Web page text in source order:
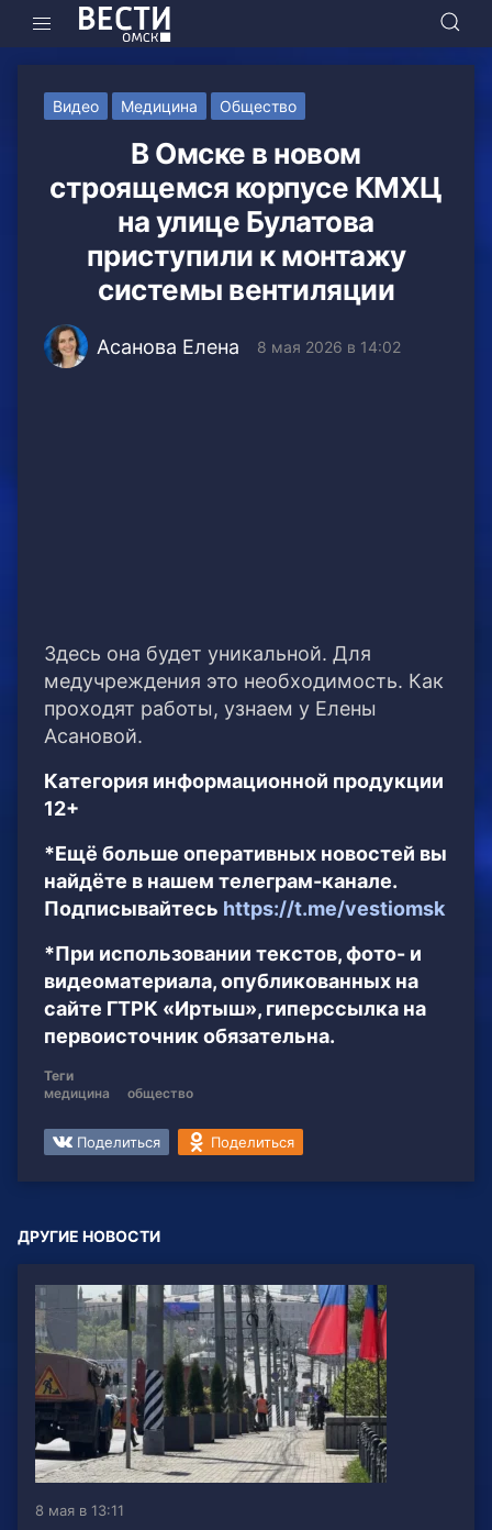
Видео Медицина Общество
В Омске в новом
строящемся корпусе КМХЦ
на улице Булатова
приступили к монтажу
системы вентиляции
Асанова Елена 8 мая 2026 в 14:02
Здесь она будет уникальной. Для
медучреждения это необходимость. Как
проходят работы, узнаем у Елены
Асановой.
Категория информационной продукции
12+
*Ещё больше оперативных новостей вы
найдёте в нашем телеграм-канале.
Подписывайтесь https://t.me/vestiomsk
*При использовании текстов, фото- и
видеоматериала, опубликованных на
сайте ГТРК «Иртыш», гиперссылка на
первоисточник обязательна.
Теги
медицина
общество
Поделиться Поделиться
ДРУГИЕ НОВОСТИ
8 мая в 13:11